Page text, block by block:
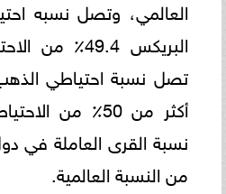
العالمي، وتصل نسبه
البريكس 49.4٪؜
تصل نسبة احتياطي
أكثر من 50٪؜ من
من النسبة العالمية.